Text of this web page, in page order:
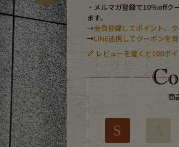
・メルマガ登録で10％offク
ます。
→会員登録してポイント、
→LINE連携してクーポンを
レビューを書くと100ポ
商
S